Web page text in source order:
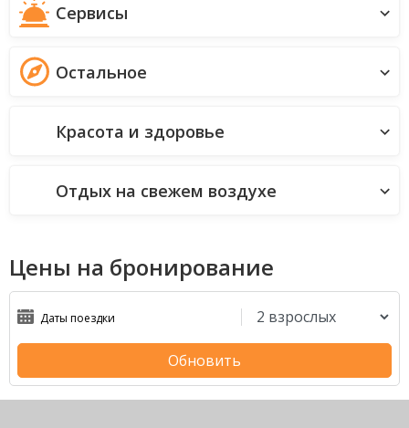
Сервисы
Остальное
Красота и здоровье
Отдых на свежем воздухе
Цены на бронирование
Обновить